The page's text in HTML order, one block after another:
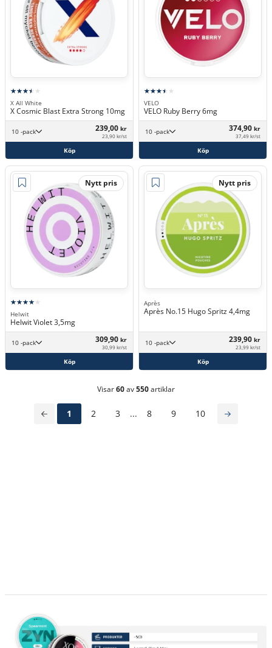
X All White
X Cosmic Blast Extra Strong 10mg
10 -pack 239,00 kr
23,90 kr/st
Köp
VELO
VELO Ruby Berry 6mg
10 -pack 374,90 kr
37,49 kr/st
Köp
Nytt pris
Helwit
Helwit Violet 3,5mg
10 -pack 309,90 kr
30,99 kr/st
Köp
Nytt pris
Après
Après No.15 Hugo Spritz 4,4mg
10 -pack 239,90 kr
23,99 kr/st
Köp
Visar60av550artiklar
1 2 3 ... 8 9 10